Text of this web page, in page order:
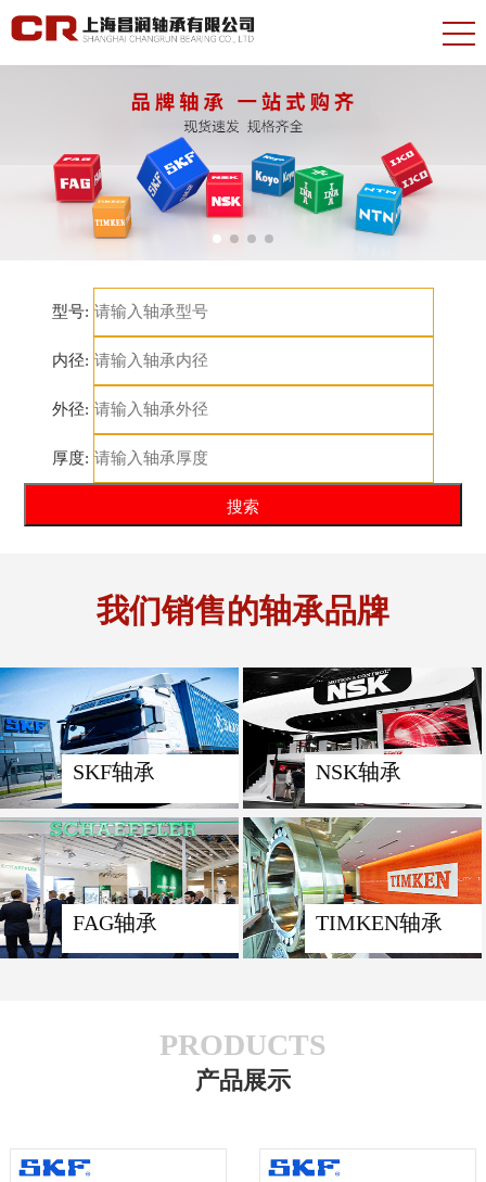
型号:
内径:
外径:
厚度:
我们销售的轴承品牌
SKF轴承 NSK轴承
FAG轴承 TIMKEN轴承
PRODUCTS
产品展示